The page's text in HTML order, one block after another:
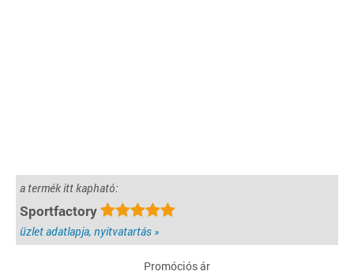
a termék itt kapható:
Sportfactory
üzlet adatlapja, nyitvatartás »
Promóciós ár